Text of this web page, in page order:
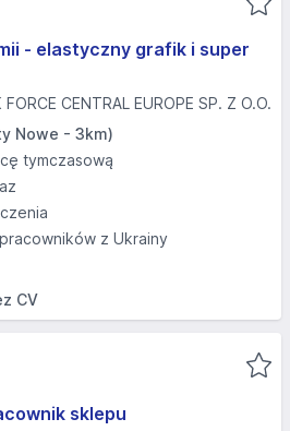
- elastyczny grafik i super
CENTRAL EUROPE SP. Z O.O.
Nowe - 3km)
tymczasową
z Ukrainy
CV
sklepu